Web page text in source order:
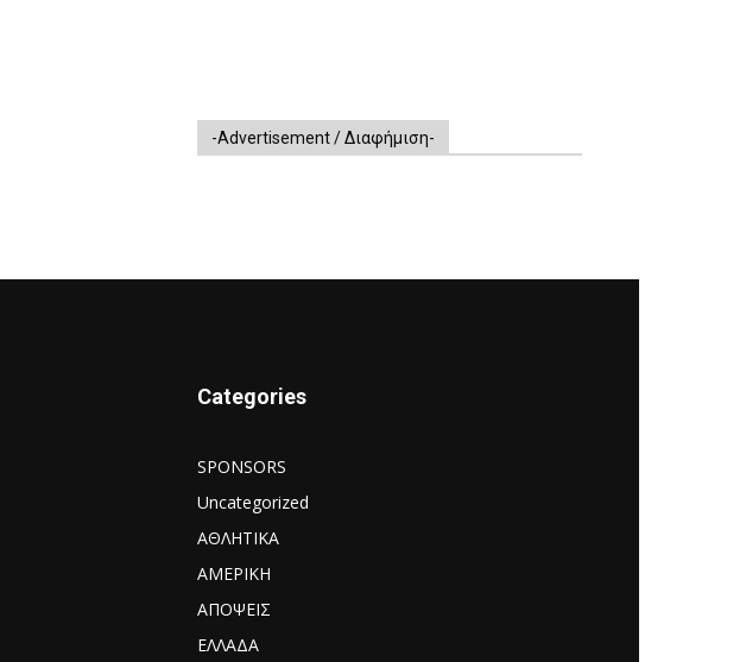
-Advertisement / Διαφήμιση-
Categories
SPONSORS
Uncategorized
ΑΘΛΗΤΙΚΑ
ΑΜΕΡΙΚΗ
ΑΠΟΨΕΙΣ
ΕΛΛΑΔΑ